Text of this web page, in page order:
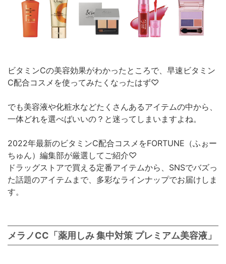
ビタミンCの美容効果がわかったところで、早速ビタミン
C配合コスメを使ってみたくなったはず♡
でも美容液や化粧水などたくさんあるアイテムの中から、
一体どれを選べばいいの？と迷ってしまいますよね。
2022年最新のビタミンC配合コスメをFORTUNE（ふぉー
ちゅん）編集部が厳選してご紹介♡
ドラッグストアで買える定番アイテムから、SNSでバズっ
た話題のアイテムまで、多彩なラインナップでお届けしま
す。
メラノCC「薬用しみ 集中対策 プレミアム美容液」